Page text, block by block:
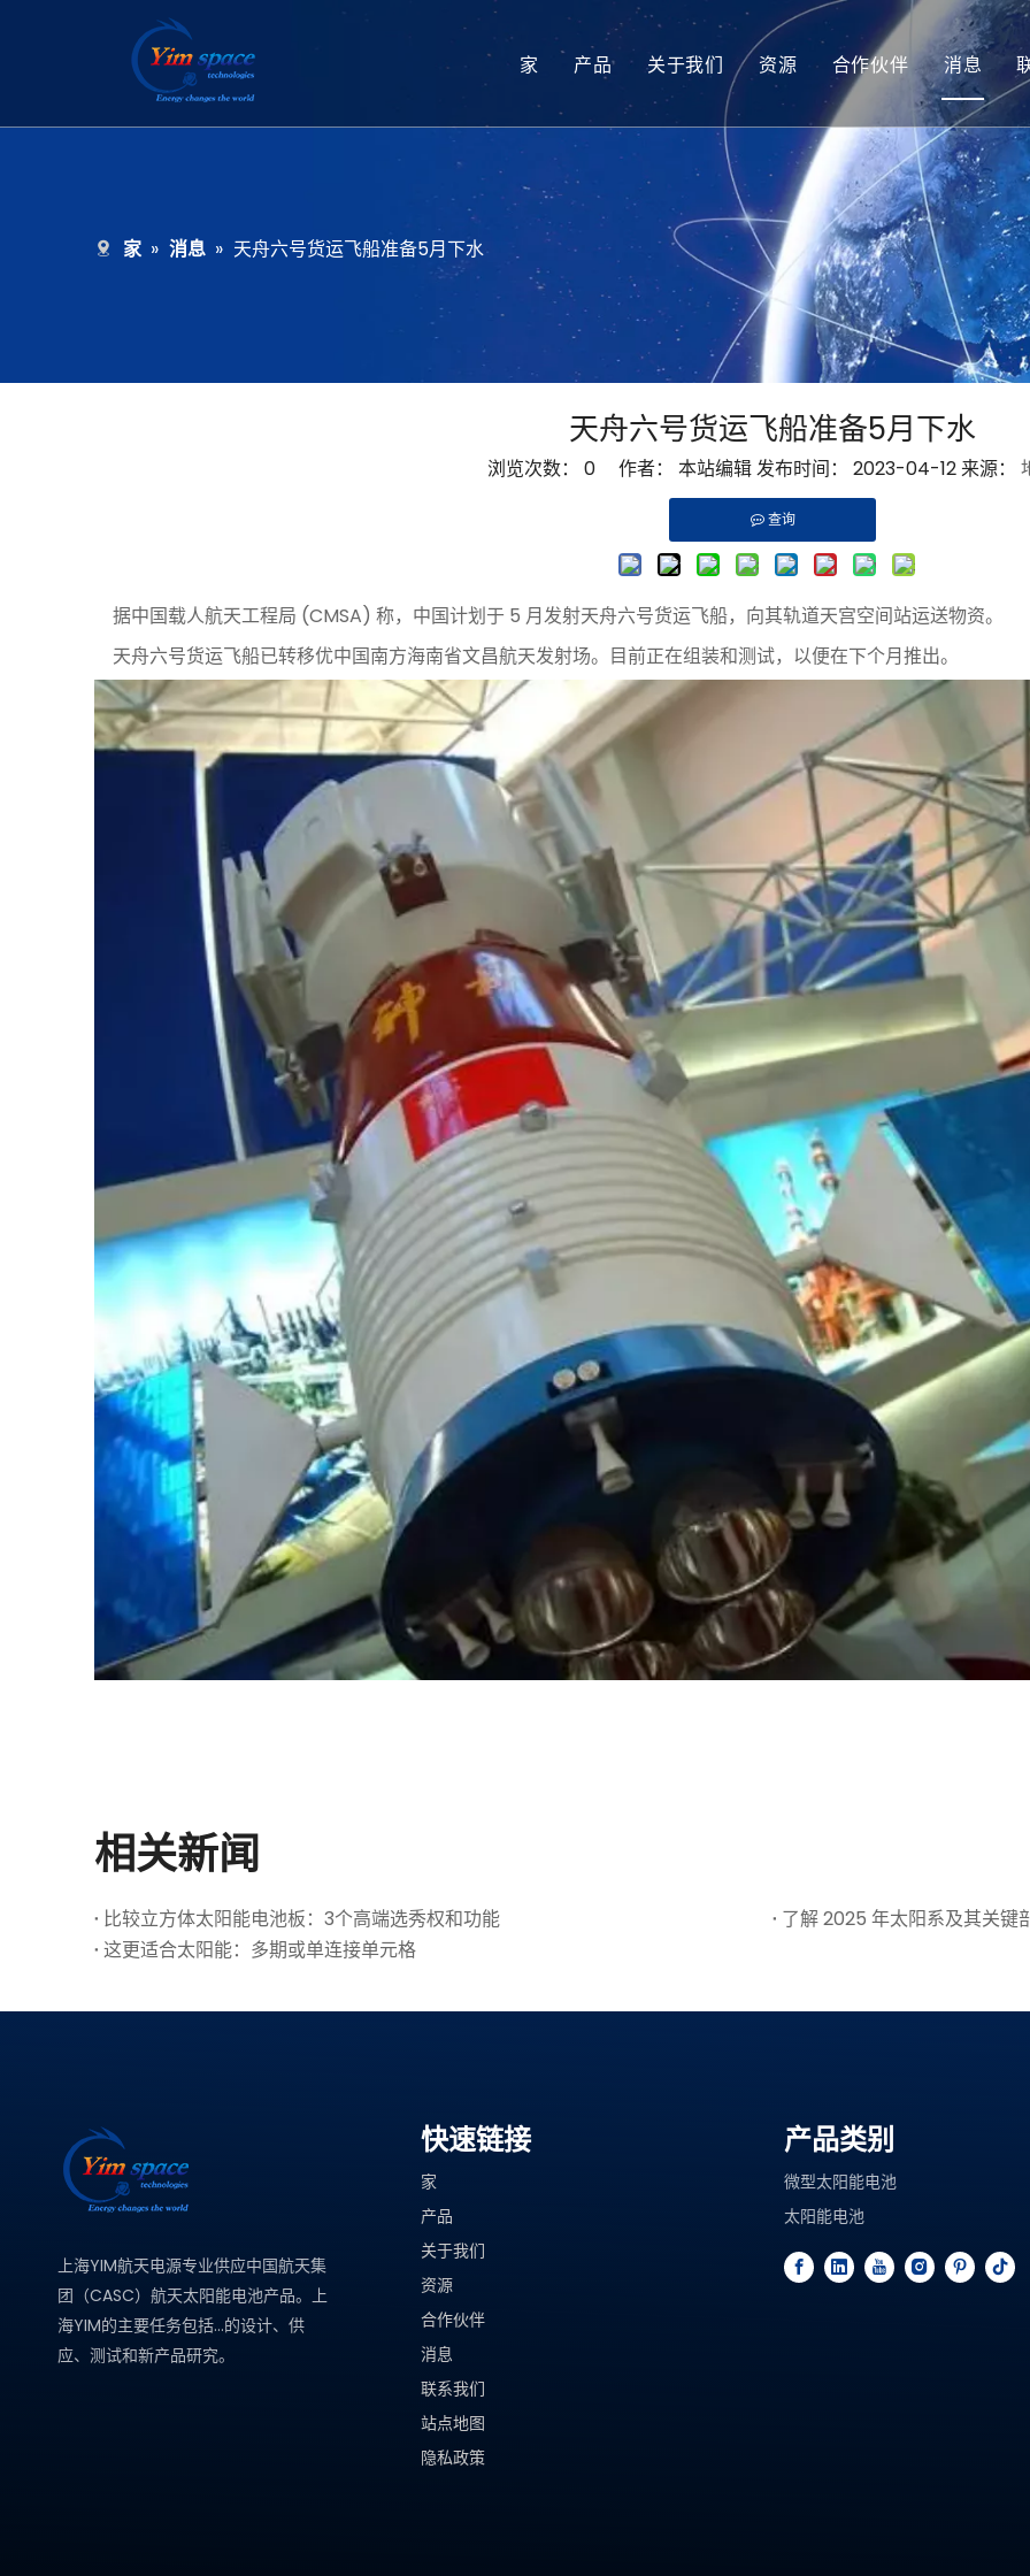
家 产品
太阳能电池
微型太阳能电池
关于我们 资源
技术提示
服务
合作伙伴 消息
家 » 消息 » 天舟六号货运飞船准备5月下水
天舟六号货运飞船准备5月下水
浏览次数： 0 作者： 本站编辑 发布时间： 2023-04-12 来源：
查询
据中国载人航天工程局 (CMSA) 称，中国计划于 5 月发射天舟六号货运飞船，向其轨道天宫空间站运送物资。
天舟六号货运飞船已转移优中国南方海南省文昌航天发射场。目前正在组装和测试，以便在下个月推出。
相关新闻
比较立方体太阳能电池板：3个高端选秀权和功能
了解 2025 年太阳系及其关键
这更适合太阳能：多期或单连接单元格
上海YIM航天电源专业供应中国航天集
团（CASC）航天太阳能电池产品。上
海YIM的主要任务包括...的设计、供
应、测试和新产品研究。
快速链接
家
产品
关于我们
资源
合作伙伴
消息
联系我们
站点地图
隐私政策
产品类别
微型太阳能电池
太阳能电池